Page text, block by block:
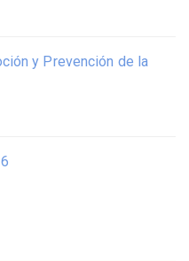
y Prevención de la